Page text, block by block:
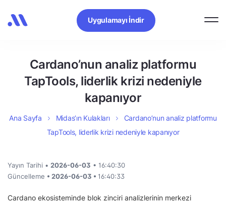
Uygulamayı İndir
Cardano’nun analiz platformu
TapTools, liderlik krizi nedeniyle
kapanıyor
Ana Sayfa Midas’ın Kulakları
Cardano’nun analiz platformu
TapTools, liderlik krizi nedeniyle kapanıyor
Yayın Tarihi • 2026-06-03 • 16:40:30
Güncelleme • 2026-06-03 • 16:40:33
Cardano ekosisteminde blok zinciri analizlerinin merkezi